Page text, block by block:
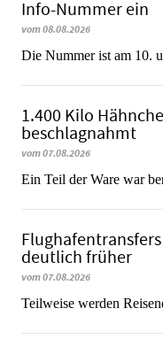
Info-Nummer ein
vom 08.08.2026
Die Nummer ist am 10.
1.400 Kilo
beschlagnahmt
vom 07.08.2026
​​​​​​​Ein Teil der Ware war
deutlich früher
vom 07.08.2026
Teilweise werden